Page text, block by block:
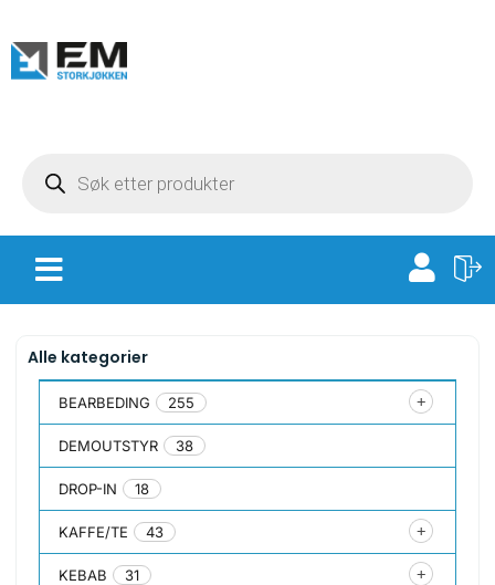
Alle kategorier
BEARBEDING 255
DEMOUTSTYR 38
DROP-IN 18
KAFFE/TE 43
KEBAB 31